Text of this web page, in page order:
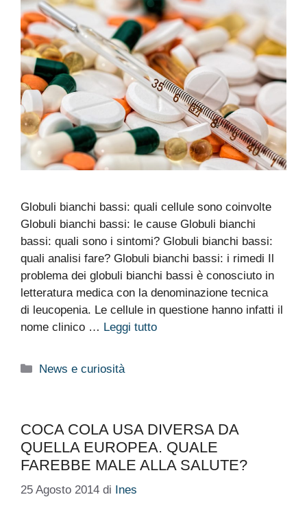
Globuli bianchi bassi: quali cellule sono coinvolte
Globuli bianchi bassi: le cause Globuli bianchi
bassi: quali sono i sintomi? Globuli bianchi bassi:
quali analisi fare? Globuli bianchi bassi: i rimedi Il
problema dei globuli bianchi bassi è conosciuto in
letteratura medica con la denominazione tecnica
di leucopenia. Le cellule in questione hanno infatti il
nome clinico … Leggi tutto
Categorie
News e curiosità
COCA COLA USA DIVERSA DA
QUELLA EUROPEA. QUALE
FAREBBE MALE ALLA SALUTE?
25 Agosto 2014 di Ines